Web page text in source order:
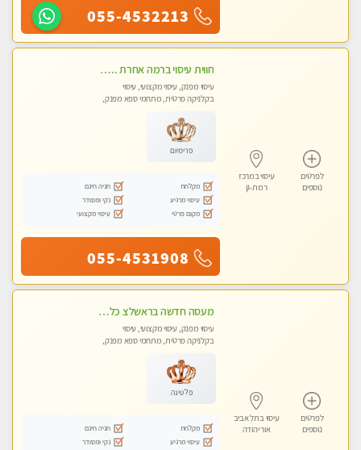
055-4532213
לפרטים
נוספים
עיסוי במרכז
רמת-גן
חווית עיסוי ברמה אחרת ... כל סוגי העיסויים מעסה מקצועית ואיכותית פרטי!!!מומלץ לחלוטין!!!!ללא מין !
עיסוי מפנק, עיסוי מקצועי, עיסוי
בקלניקה פרטית, מתחמי ספא מפנק,
פרימיום
מקלחת
חניה חינם
עיסוי מרגיע
נקי ומסודר
מקום פרטי
עיסוי מקצועי
055-4531908
לפרטים
נוספים
עיסוי בתל אביב
אור יהודה
מעסה חדשה בראשלצ כל סוגי העיסויים מעסה מקצועית ואיכותית פרטי!!!
עיסוי מפנק, עיסוי מקצועי, עיסוי
בקלניקה פרטית, מתחמי ספא מפנק,
פלטינה
מקלחת
חניה חינם
עיסוי מרגיע
נקי ומסודר